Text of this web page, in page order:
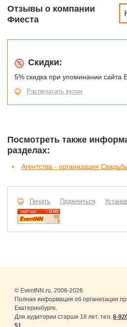
Отзывы о компании
Фиеста
Скидки:
5% скидка при упоминании сайта
Распечатать купон
Посмотреть также
разделах:
Агентства - организация
Печать Поделиться
© EventNN.ru, 2006-2026
Полная информация об организации
Екатеринбурге.
Для аудитории старше 16 лет. тел. 8-
51